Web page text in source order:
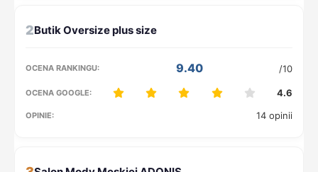
2
9.40 /10
4.6
14 opinii